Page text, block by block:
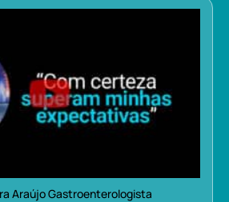
Araújo Gastroenterologista